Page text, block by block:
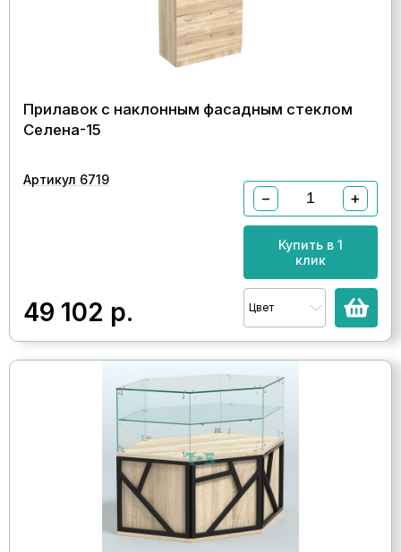
Прилавок с наклонным фасадным стеклом
Селена-15
Артикул 6719
49 102 р.
− +
Купить в 1
клик
Цвет